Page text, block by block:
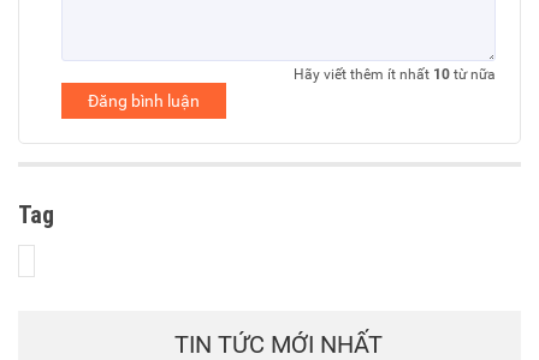
Hãy viết thêm ít nhất 10 từ nữa
Đăng bình luận
Tag
TIN TỨC MỚI NHẤT